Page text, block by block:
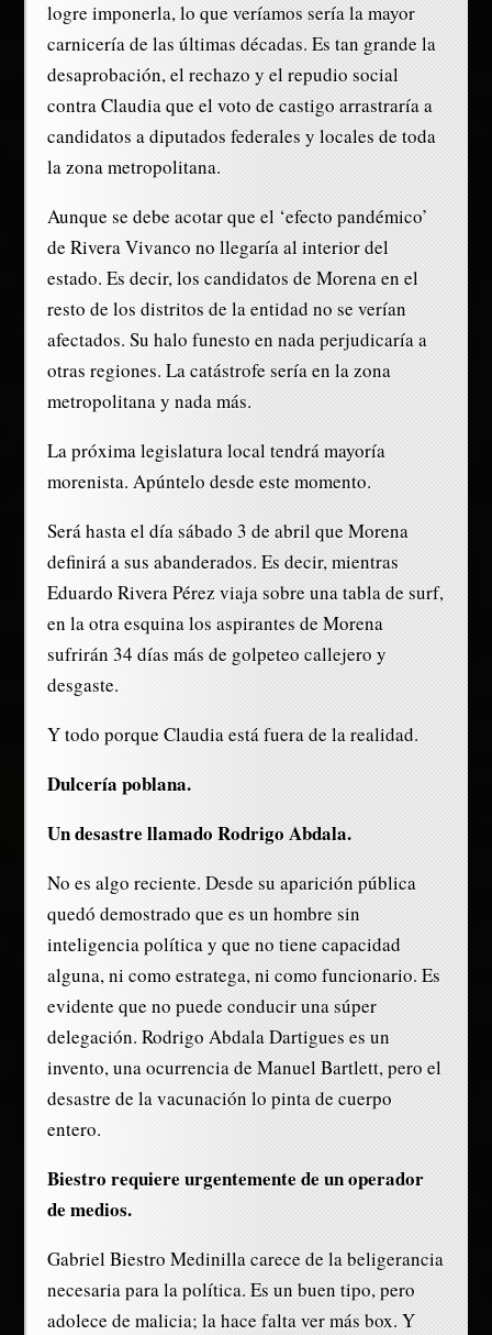
logre imponerla, lo que veríamos sería la mayor
carnicería de las últimas décadas. Es tan grande la
desaprobación, el rechazo y el repudio social
contra Claudia que el voto de castigo arrastraría a
candidatos a diputados federales y locales de toda
la zona metropolitana.
Aunque se debe acotar que el ‘efecto pandémico’
de Rivera Vivanco no llegaría al interior del
estado. Es decir, los candidatos de Morena en el
resto de los distritos de la entidad no se verían
afectados. Su halo funesto en nada perjudicaría a
otras regiones. La catástrofe sería en la zona
metropolitana y nada más.
La próxima legislatura local tendrá mayoría
morenista. Apúntelo desde este momento.
Será hasta el día sábado 3 de abril que Morena
definirá a sus abanderados. Es decir, mientras
Eduardo Rivera Pérez viaja sobre una tabla de surf,
en la otra esquina los aspirantes de Morena
sufrirán 34 días más de golpeteo callejero y
desgaste.
Y todo porque Claudia está fuera de la realidad.
Dulcería poblana.
Un desastre llamado Rodrigo Abdala.
No es algo reciente. Desde su aparición pública
quedó demostrado que es un hombre sin
inteligencia política y que no tiene capacidad
alguna, ni como estratega, ni como funcionario. Es
evidente que no puede conducir una súper
delegación. Rodrigo Abdala Dartigues es un
invento, una ocurrencia de Manuel Bartlett, pero el
desastre de la vacunación lo pinta de cuerpo
entero.
Biestro requiere urgentemente de un operador
de medios.
Gabriel Biestro Medinilla carece de la beligerancia
necesaria para la política. Es un buen tipo, pero
adolece de malicia; la hace falta ver más box. Y